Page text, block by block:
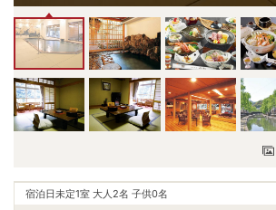
宿泊日未定1室 大人2名 子供0名